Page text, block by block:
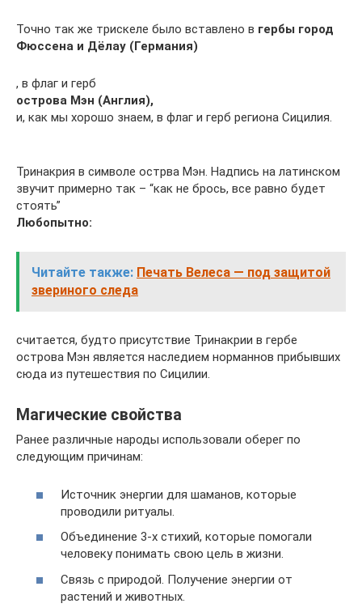
Точно так же трискеле было вставлено в гербы город
Фюссена и Дёлау (Германия)
, в флаг и герб
острова Мэн (Англия),
и, как мы хорошо знаем, в флаг и герб региона Сицилия.
Тринакрия в символе острва Мэн. Надпись на латинском
звучит примерно так – “как не брось, все равно будет
стоять”
Любопытно:
Читайте также: Печать Велеса — под защитой
звериного следа
считается, будто присутствие Тринакрии в гербе
острова Мэн является наследием норманнов прибывших
сюда из путешествия по Сицилии.
Магические свойства
Ранее различные народы использовали оберег по
следующим причинам:
Источник энергии для шаманов, которые
проводили ритуалы.
Объединение 3-х стихий, которые помогали
человеку понимать свою цель в жизни.
Связь с природой. Получение энергии от
растений и животных.